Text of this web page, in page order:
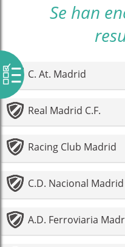
Se han
C. At. Madrid
Real Madrid C.F.
Racing Club Madrid
C.D. Nacional Madrid
A.D. Ferroviaria